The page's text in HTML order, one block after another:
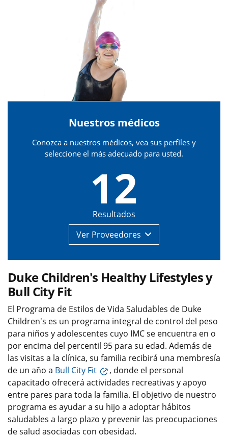
12
Resultados
Ver Proveedores
Nuestros médicos
Conozca a nuestros médicos, vea sus perfiles y
seleccione el más adecuado para usted.
Duke Children's Healthy Lifestyles y
Bull City Fit
El Programa de Estilos de Vida Saludables de Duke
Children's es un programa integral de control del peso
para niños y adolescentes cuyo IMC se encuentra en o
por encima del percentil 95 para su edad. Además de
las visitas a la clínica, su familia recibirá una membresía
de un año a Bull City Fit
, donde el personal
capacitado ofrecerá actividades recreativas y apoyo
entre pares para toda la familia. El objetivo de nuestro
programa es ayudar a su hijo a adoptar hábitos
saludables a largo plazo y prevenir las preocupaciones
de salud asociadas con obesidad.